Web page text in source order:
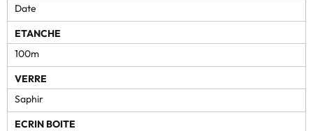
Date
ETANCHE
100m
VERRE
Saphir
ECRIN BOITE